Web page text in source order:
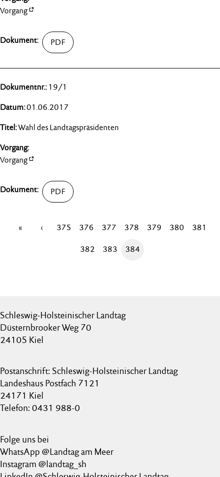
Vorgang
19/1
01.06.2017
Wahl des Landtagspräsidenten
Vorgang
« ‹ 375 376 377 378 379 380 381
382 383 384
Schleswig-Holsteinischer Landtag
Düsternbrooker Weg 70
24105 Kiel
Postanschrift: Schleswig-Holsteinischer Landtag
Landeshaus Postfach 7121
24171 Kiel
Telefon: 0431 988-0
Folge uns bei
WhatsApp @Landtag am Meer
Instagram @landtag_sh